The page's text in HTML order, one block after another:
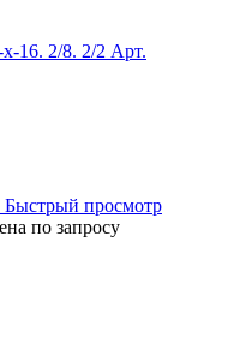
16. 2/8. 2/2 Арт.
Быстрый просмотр
по запросу